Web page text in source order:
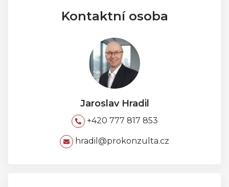
Kontaktní osoba
Jaroslav Hradil
+420 777 817 853
hradil@prokonzulta.cz